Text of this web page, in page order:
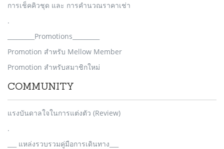
การเช็คคิวชุด และ การคำนวณราคาเช่า
.
_________Promotions_________
Promotion สำหรับ Mellow Member
Promotion สำหรับสมาชิกใหม่
COMMUNITY
แรงบันดาลใจในการแต่งตัว (Review)
.
___ แหล่งรวบรวมคู่มือการเดินทาง___